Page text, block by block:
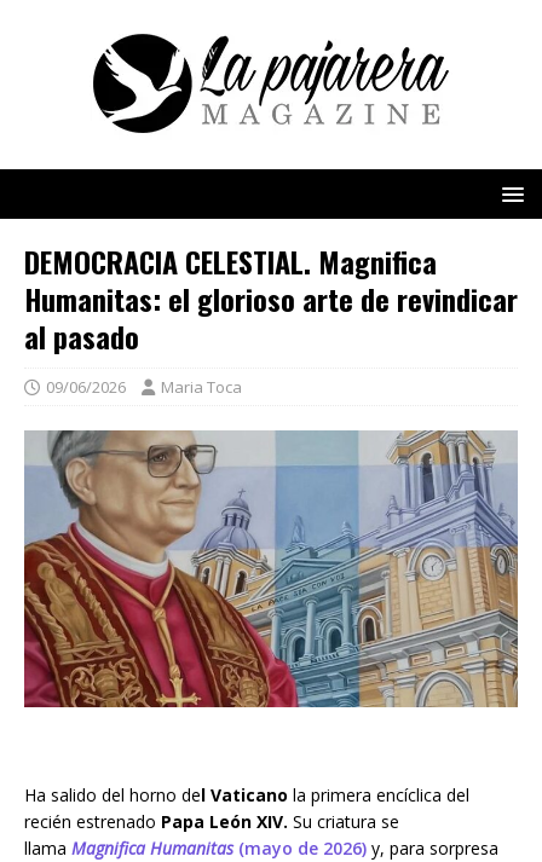
DEMOCRACIA CELESTIAL. Magnifica
Humanitas: el glorioso arte de revindicar
al pasado
09/06/2026 Maria Toca
Ha salido del horno del Vaticano la primera encíclica del
recién estrenado Papa León XIV. Su criatura se
llama Magnifica Humanitas (mayo de 2026) y, para sorpresa